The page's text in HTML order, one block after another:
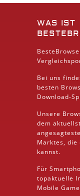
WAS IST
Bei uns
besten
Download-
Unsere
dem
Marktes,
kannst.
Für
topaktuelle
Mobile